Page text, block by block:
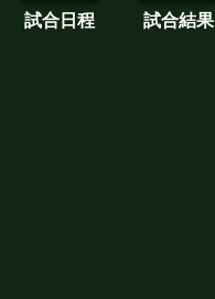
試合日程 試合結果